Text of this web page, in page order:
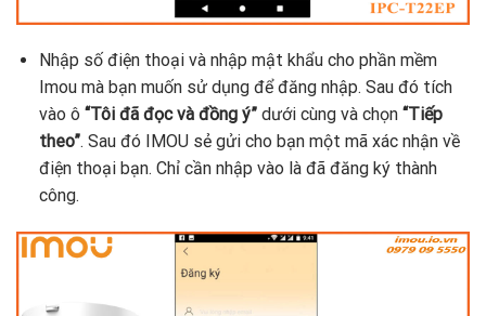
Nhập số điện thoại và nhập mật khẩu cho phần mềm
Imou mà bạn muốn sử dụng để đăng nhập. Sau đó tích
vào ô “Tôi đã đọc và đồng ý”dưới cùng và chọn“Tiếp
theo”. Sau đó IMOU sẻ gửi cho bạn một mã xác nhận về
điện thoại bạn. Chỉ cần nhập vào là đã đăng ký thành
công.